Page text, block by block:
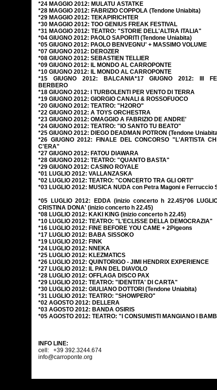
*24 MAGGIO 2012: MULATU ASTATKE
*28 MAGGIO 2012: FABRIZIO COPPOLA (Tendone Uniabita)
*29 MAGGIO 2012: TEKAPIRICHTER
*30 MAGGIO 2012: TOO GENIUS FREAK FESTIVAL
*31 MAGGIO 2012: TEATRO: "STORIE DELL'ALTRA ITALIA"
*04 GIUGNO 2012: PAOLO SAPORITI (Tendone Uniabita)
*05 GIUGNO 2012: PAOLO BENVEGNU' + MASSIMO VOLUME
*07 GIUGNO 2012: DEROZER
*08 GIUGNO 2012: SEBASTIEN TELLIER
*09 GIUGNO 2012: IL MONDO AL CARROPONTE
*10 GIUGNO 2012: IL MONDO AL CARROPONTE
*15 GIUGNO 2012: BALCANIA*17 GIUGNO 2012: III
BERBERO
*18 GIUGNO 2012: I TURBOLENTI PER VENTO DI TERRA
*19 GIUGNO 2012: GIORGIO CANALI & ROSSOFUOCO
*20 GIUGNO 2012: TEATRO: "H2ORO"
*22 GIUGNO 2012: A TOYS ORCHESTRA
*23 GIUGNO 2012: OMAGGIO A FABRIZIO DE ANDRE'
*24 GIUGNO 2012: TEATRO: "IO SANTO TU BEATO"
*25 GIUGNO 2012: DIEGO DEADMAN POTRON (Tendone
*26 GIUGNO 2012: FINALE DEL CONCORSO "L'ARTISTA
C'ERA"
*27 GIUGNO 2012: FATOU DIAWARA
*28 GIUGNO 2012: TEATRO: "QUANTO BASTA"
*29 GIUGNO 2012: CASINO ROYALE
*01 LUGLIO 2012: VALLANZASKA
*02 LUGLIO 2012: TEATRO: "CONCERTO TRA GLI ORTI"
*03 LUGLIO 2012: MUSICA NUDA con Petra Magoni e Ferruccio
*05 LUGLIO 2012: EDDA (inizio concerto h 22.45)*06
CRISTINA DONA' (inizio concerto h 22.45)
*08 LUGLIO 2012: KAKI KING (inizio concerto h 22.45)
*10 LUGLIO 2012: TEATRO: "L'ECLISSE DELLA DEMOCRAZIA"
*16 LUGLIO 2012: FINE BEFORE YOU CAME + 2Pigeons
*17 LUGLIO 2012: BABA SISSOKO
*19 LUGLIO 2012: FINK
*24 LUGLIO 2012: NNEKA
*25 LUGLIO 2012: KLEZMATICS
*26 LUGLIO 2012: QUINTORIGO - JIMI HENDRIX EXPERIENCE
*27 LUGLIO 2012: IL PAN DEL DIAVOLO
*28 LUGLIO 2012: OFFLAGA DISCO PAX
*29 LUGLIO 2012: TEATRO: "IDENTITA' DI CARTA"
*30 LUGLIO 2012: GIULIANO DOTTORI (Tendone Uniabita)
*31 LUGLIO 2012: TEATRO: "SHOWPERO"
*02 AGOSTO 2012: DELLERA
*03 AGOSTO 2012: BANDA OSIRIS
*05 AGOSTO 2012: TEATRO: "I CONSUMISTI MANGIANO I
INFO LINE:
cell: +39 392.3244.674
info@carroponte.org